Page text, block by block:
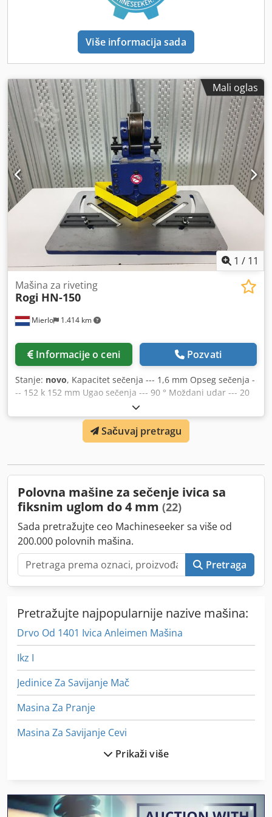
Više informacija sada
Mali oglas
1 / 11
Mierlo 1.414 km
Mašina za riveting
Rogi HN-150
Informacije o ceni Pozvati
Stanje: novo, Kapacitet sečenja --- 1,6 mm Opseg sečenja -
-- 152 k 152 mm Ugao sečenja --- 90 ° Moždani udar --- 20
mm Radni sto --- 450 k 300 mm Chodpjwmgltjfx Ah Usa
Veličina pakovanja --- 550 k 500 k 550 mm težina --- 95 kg
Sačuvaj pretragu
Polovna mašine za sečenje ivica sa
fiksnim uglom do 4 mm (22)
Sada pretražujte ceo Machineseeker sa više od
200.000 polovnih mašina.
Pretraga
Pretražujte najpopularnije nazive mašina:
Drvo Od 1401 Ivica Anleimen Mašina
Ikz I
Jedinice Za Savijanje Mač
Masina Za Pranje
Masina Za Savijanje Cevi
Mašina Za Hranu
Prikaži više